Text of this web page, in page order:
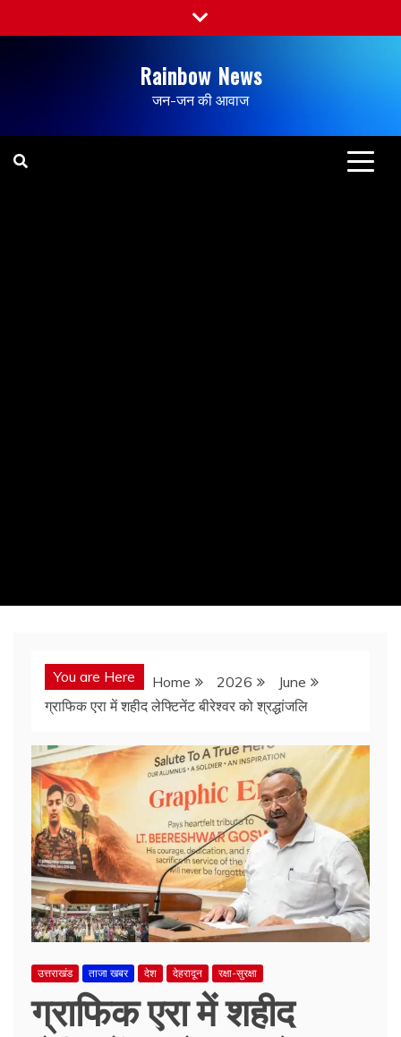
Rainbow News
जन-जन की आवाज
You are Here Home 2026
June
ग्राफिक एरा में शहीद लेफ्टिनेंट बीरेश्वर को श्रद्धांजलि
उत्तराखंड ताजा खबर देश देहरादून रक्षा-सुरक्षा
ग्राफिक एरा में शहीद